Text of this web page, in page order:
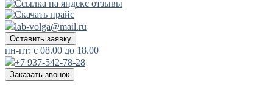
lab-volga@mail.ru
Оставить заявку
пн-пт: с 08.00 до 18.00
+7 937-542-78-28
Заказать звонок